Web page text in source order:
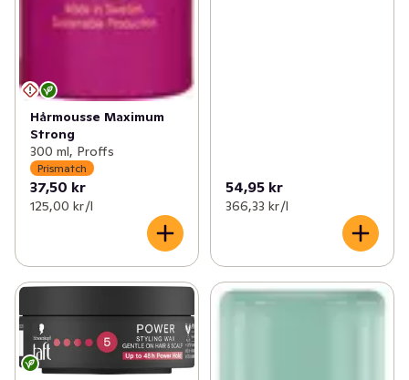
Hårmousse Maximum
Strong
300 ml, Proffs
Prismatch
37,50 kr
125,00 kr /l
54,95 kr
366,33 kr /l